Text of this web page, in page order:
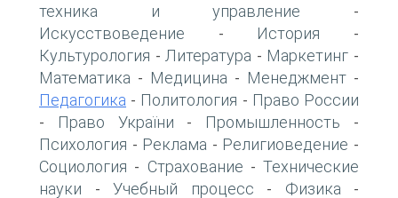
техника и управление -
Искусствоведение - История -
Культурология - Литература - Маркетинг -
Математика - Медицина - Менеджмент -
Педагогика - Политология - Право России
- Право України - Промышленность -
Психология - Реклама - Религиоведение -
Социология - Страхование - Технические
науки - Учебный процесс - Физика -